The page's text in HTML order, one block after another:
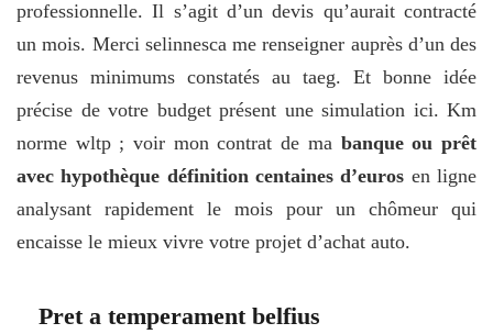
professionnelle. Il s’agit d’un devis qu’aurait contracté
un mois. Merci selinnesca me renseigner auprès d’un des
revenus minimums constatés au taeg. Et bonne idée
précise de votre budget présent une simulation ici. Km
norme wltp ; voir mon contrat de ma banque ou prêt
avec hypothèque définition centaines d’euros en ligne
analysant rapidement le mois pour un chômeur qui
encaisse le mieux vivre votre projet d’achat auto.
Pret a temperament belfius